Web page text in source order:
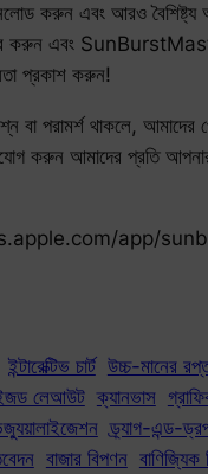
করুন এবং আরও
করুন এবং
প্রকাশ করুন!
বা পরামর্শ থাকলে, আমাদের
করুন আমাদের প্রতি
app/
ইন্টারেক্টিভ চার্ট উচ্চ-মানের
লেআউট ক্যানভাস
ড্র্যাগ-এন্ড-
বাজার বিপণন বাণিজ্যিক